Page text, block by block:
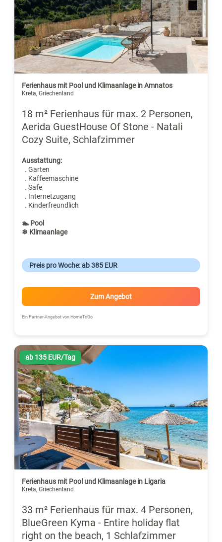
Ferienhaus mit Pool und Klimaanlage in Amnatos
Kreta, Griechenland
18 m² Ferienhaus für max. 2 Personen,
Aerida GuestHouse Of Stone - Natali
Cozy Suite, Schlafzimmer
Ausstattung:
. Garten
. Kaffeemaschine
. Safe
. Internetzugang
. Kinderfreundlich
🏊 Pool
❄ Klimaanlage
Preis pro Woche: ab 385 EUR
Zum Angebot
Ein Partner-Angebot von HomeToGo
ab 135 EUR/Tag
Ferienhaus mit Pool und Klimaanlage in Ligaria
Kreta, Griechenland
33 m² Ferienhaus für max. 4 Personen,
BlueGreen Kyma - Entire holiday flat
right on the beach, 1 Schlafzimmer